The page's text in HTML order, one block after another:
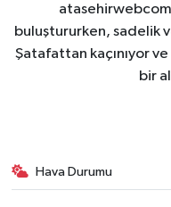
buluştururken, sadelik
Şatafattan kaçınıyor
bir
Hava Durumu